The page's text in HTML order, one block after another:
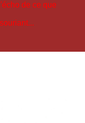
de ce que